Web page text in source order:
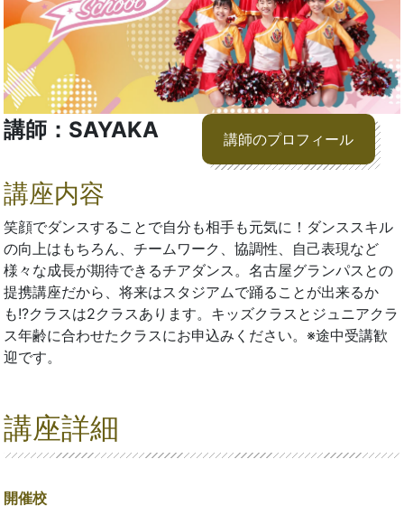
講師：SAYAKA 講師のプロフィール
講座内容
笑顔でダンスすることで自分も相手も元気に！ダンススキル
の向上はもちろん、チームワーク、協調性、自己表現など
様々な成長が期待できるチアダンス。名古屋グランパスとの
提携講座だから、将来はスタジアムで踊ることが出来るか
も!?クラスは2クラスあります。キッズクラスとジュニアクラ
ス年齢に合わせたクラスにお申込みください。※途中受講歓
迎です。
講座詳細
開催校